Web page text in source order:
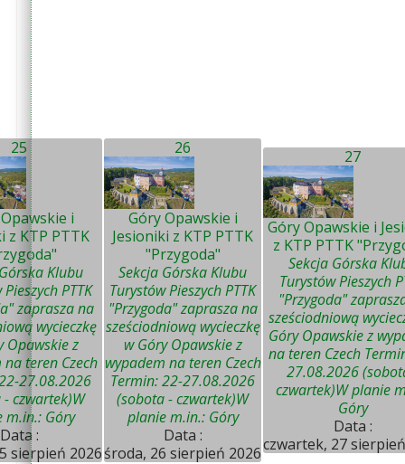
25
i
z KTP PTTK
Klubu
PTTK
zaprasza na
wycieczkę
Opawskie z
teren Czech
27.08.2026
czwartek)W
m.in.: Góry
Data :
sierpień 2026
26
Góry Opawskie i
Jesioniki z KTP PTTK
"Przygoda"
Sekcja Górska Klubu
Turystów Pieszych PTTK
"Przygoda" zaprasza na
sześciodniową wycieczkę
w Góry Opawskie z
wypadem na teren Czech
Termin: 22-27.08.2026
(sobota - czwartek)W
planie m.in.: Góry
Data :
środa, 26 sierpień 2026
27
Góry Opawskie i
z KTP PTTK
Sekcja Górska
Turystów Pieszych
"Przygoda"
sześciodniową
Góry Opawskie z
na teren Czech
27.08.2026
czwartek)W planie
Góry
Data :
czwartek, 27